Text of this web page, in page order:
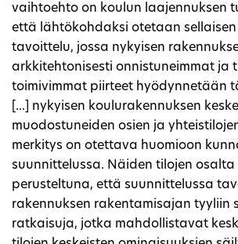
vaihtoehto on koulun laajennuksen
että lähtökohdaksi otetaan
tavoittelu, jossa nykyisen
arkkitehtonisesti onnistuneimmat ja
toimivimmat piirteet hyödynnetään
[...] nykyisen koulurakennuksen
muodostuneiden osien ja
merkitys on otettava huomioon
suunnittelussa. Näiden tilojen
perusteltuna, että suunnittelussa
rakennuksen rakentamisajan tyyliin
ratkaisuja, jotka mahdollistavat